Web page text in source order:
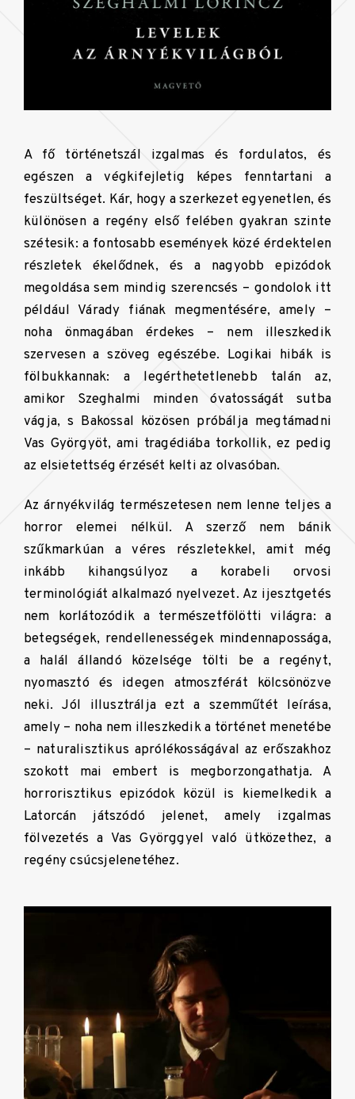
A fő történetszál izgalmas és fordulatos, és
egészen a végkifejletig képes fenntartani a
feszültséget. Kár, hogy a szerkezet egyenetlen, és
különösen a regény első felében gyakran szinte
szétesik: a fontosabb események közé érdektelen
részletek ékelődnek, és a nagyobb epizódok
megoldása sem mindig szerencsés – gondolok itt
például Várady fiának megmentésére, amely –
noha önmagában érdekes – nem illeszkedik
szervesen a szöveg egészébe. Logikai hibák is
fölbukkannak: a legérthetetlenebb talán az,
amikor Szeghalmi minden óvatosságát sutba
vágja, s Bakossal közösen próbálja megtámadni
Vas Györgyöt, ami tragédiába torkollik, ez pedig
az elsietettség érzését kelti az olvasóban.
Az árnyékvilág természetesen nem lenne teljes a
horror elemei nélkül. A szerző nem bánik
szűkmarkúan a véres részletekkel, amit még
inkább kihangsúlyoz a korabeli orvosi
terminológiát alkalmazó nyelvezet. Az ijesztgetés
nem korlátozódik a természetfölötti világra: a
betegségek, rendellenességek mindennapossága,
a halál állandó közelsége tölti be a regényt,
nyomasztó és idegen atmoszférát kölcsönözve
neki. Jól illusztrálja ezt a szemműtét leírása,
amely – noha nem illeszkedik a történet menetébe
– naturalisztikus aprólékosságával az erőszakhoz
szokott mai embert is megborzongathatja. A
horrorisztikus epizódok közül is kiemelkedik a
Latorcán játszódó jelenet, amely izgalmas
fölvezetés a Vas Györggyel való ütközethez, a
regény csúcsjelenetéhez.